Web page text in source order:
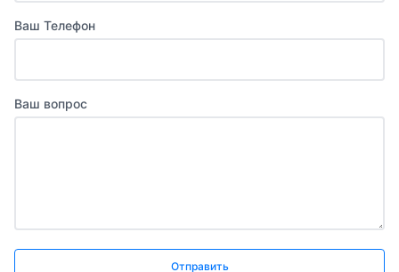
Ваш Телефон
Ваш вопрос
Отправить